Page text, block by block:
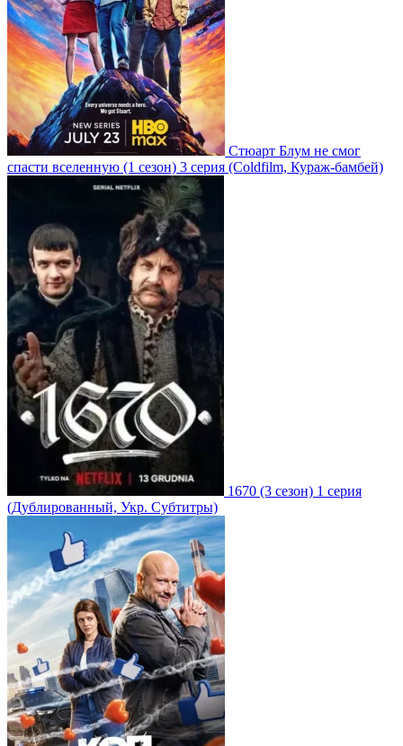
Стюарт Блум не смог
спасти вселенную (1 сезон) 3 серия (Coldfilm, Кураж-бамбей)
1670 (3 сезон) 1 серия
(Дублированный, Укр. Субтитры)